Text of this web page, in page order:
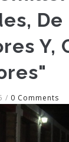
Y,
/ 0 Comments